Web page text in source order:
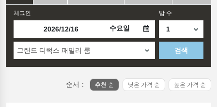
체그인
수요일
밤 수
그랜드 디럭스 패밀리 룸 검색
순서： 추천 순 낮은 가격 순 높은 가격 순